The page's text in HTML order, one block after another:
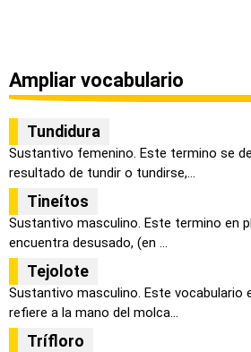
Ampliar vocabulario
Tundidura
Sustantivo femenino. Este termino se
resultado de tundir o tundirse,...
Tineítos
Sustantivo masculino. Este termino en
encuentra desusado, (en ...
Tejolote
Sustantivo masculino. Este vocabulario
refiere a la mano del molca...
Trífloro